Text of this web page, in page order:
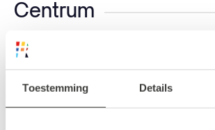
Toestemming Details
Centrum
Wil je ook de natuur ontdekken
binnenstad? Bekijk dan snel de
ontdek Rotterdam Centrum